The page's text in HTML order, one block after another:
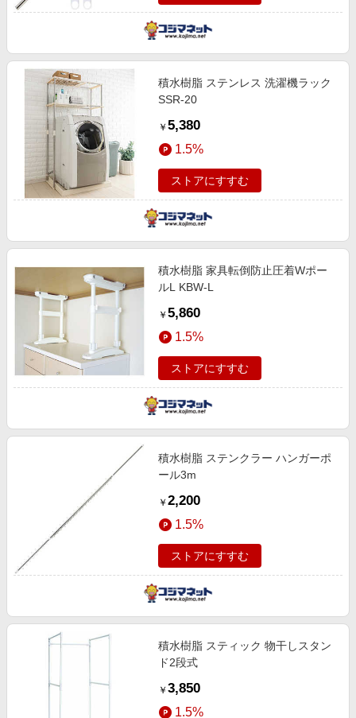
積水樹脂 ステンレス 洗濯機ラック
SSR-20
￥ 5,380
1.5%
ストアにすすむ
積水樹脂 家具転倒防止圧着Wポー
ルL KBW-L
￥ 5,860
1.5%
ストアにすすむ
積水樹脂 ステンクラー ハンガーポ
ール3m
￥ 2,200
1.5%
ストアにすすむ
積水樹脂 スティック 物干しスタン
ド2段式
￥ 3,850
1.5%